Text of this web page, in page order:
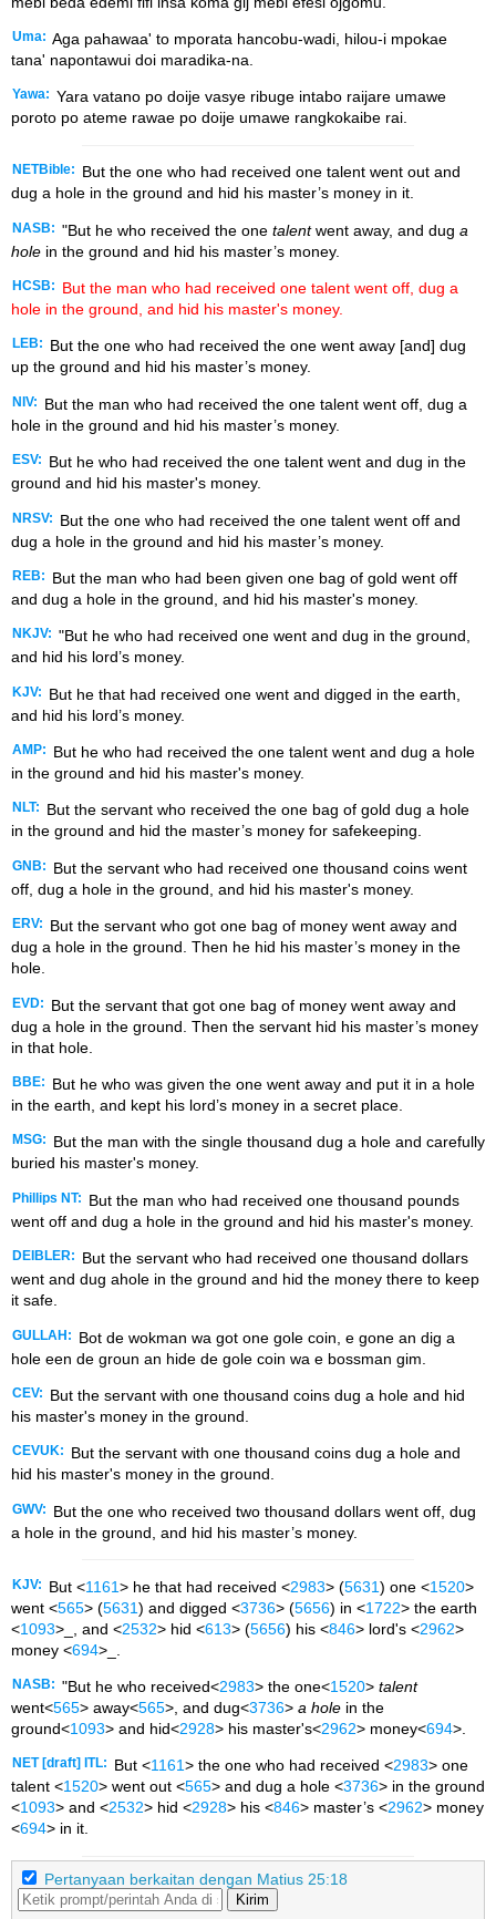
Uma: Aga pahawaa' to mporata hancobu-wadi, hilou-i mpokae
tana' napontawui doi maradika-na.
Yawa: Yara vatano po doije vasye ribuge intabo raijare umawe
poroto po ateme rawae po doije umawe rangkokaibe rai.
NETBible:
But the one who had received one talent went out and
dug a hole in the ground and hid his master’s money in it.
NASB: "But he who received the one talentwent away, and dug a
hole in the ground and hid his master’s money.
HCSB:
But the man who had received one talent went off, dug a
hole in the ground, and hid his master's money.
LEB:
But the one who had received the one went away [and] dug
up the ground and hid his master’s money.
NIV:
But the man who had received the one talent went off, dug a
hole in the ground and hid his master’s money.
ESV:
But he who had received the one talent went and dug in the
ground and hid his master's money.
NRSV:
But the one who had received the one talent went off and
dug a hole in the ground and hid his master’s money.
REB:
But the man who had been given one bag of gold went off
and dug a hole in the ground, and hid his master's money.
NKJV: "But he who had received one went and dug in the ground,
and hid his lord’s money.
KJV:
But he that had received one went and digged in the earth,
and hid his lord’s money.
AMP:
But he who had received the one talent went and dug a hole
in the ground and hid his master's money.
NLT:
But the servant who received the one bag of gold dug a hole
in the ground and hid the master’s money for safekeeping.
GNB:
But the servant who had received one thousand coins went
off, dug a hole in the ground, and hid his master's money.
ERV:
But the servant who got one bag of money went away and
dug a hole in the ground. Then he hid his master’s money in the
hole.
EVD:
But the servant that got one bag of money went away and
dug a hole in the ground. Then the servant hid his master’s money
in that hole.
BBE:
But he who was given the one went away and put it in a hole
in the earth, and kept his lord’s money in a secret place.
MSG:
But the man with the single thousand dug a hole and carefully
buried his master's money.
Phillips NT:
But the man who had received one thousand pounds
went off and dug a hole in the ground and hid his master's money.
DEIBLER:
But the servant who had received one thousand dollars
went and dug ahole in the ground and hid the money there to keep
it safe.
GULLAH:
Bot de wokman wa got one gole coin, e gone an dig a
hole een de groun an hide de gole coin wa e bossman gim.
CEV:
But the servant with one thousand coins dug a hole and hid
his master's money in the ground.
CEVUK:
But the servant with one thousand coins dug a hole and
hid his master's money in the ground.
GWV:
But the one who received two thousand dollars went off, dug
a hole in the ground, and hid his master’s money.
KJV: But <1161> he that had received <2983> (5631) one <1520>
went <565> (5631) and digged <3736> (5656) in <1722> the earth
<1093>_, and <2532> hid <613> (5656) his <846> lord's <2962>
money <694>_.
NASB: "But he who received<2983> the one<1520> talent
went<565> away<565>, and dug<3736> a hole in the
ground<1093> and hid<2928> his master's<2962> money<694>.
NET [draft] ITL: But <1161> the one who had received <2983> one
talent <1520> went out <565> and dug a hole <3736> in the ground
<1093> and <2532> hid <2928> his <846> master’s <2962> money
<694> in it.
Pertanyaan berkaitan dengan Matius 25:18
Kirim